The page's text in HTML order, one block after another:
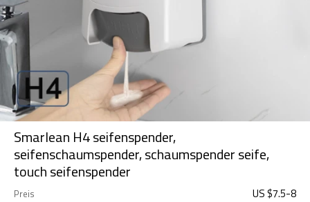
Smarlean H4 seifenspender,
seifenschaumspender, schaumspender seife,
touch seifenspender
Preis US $7.5-8